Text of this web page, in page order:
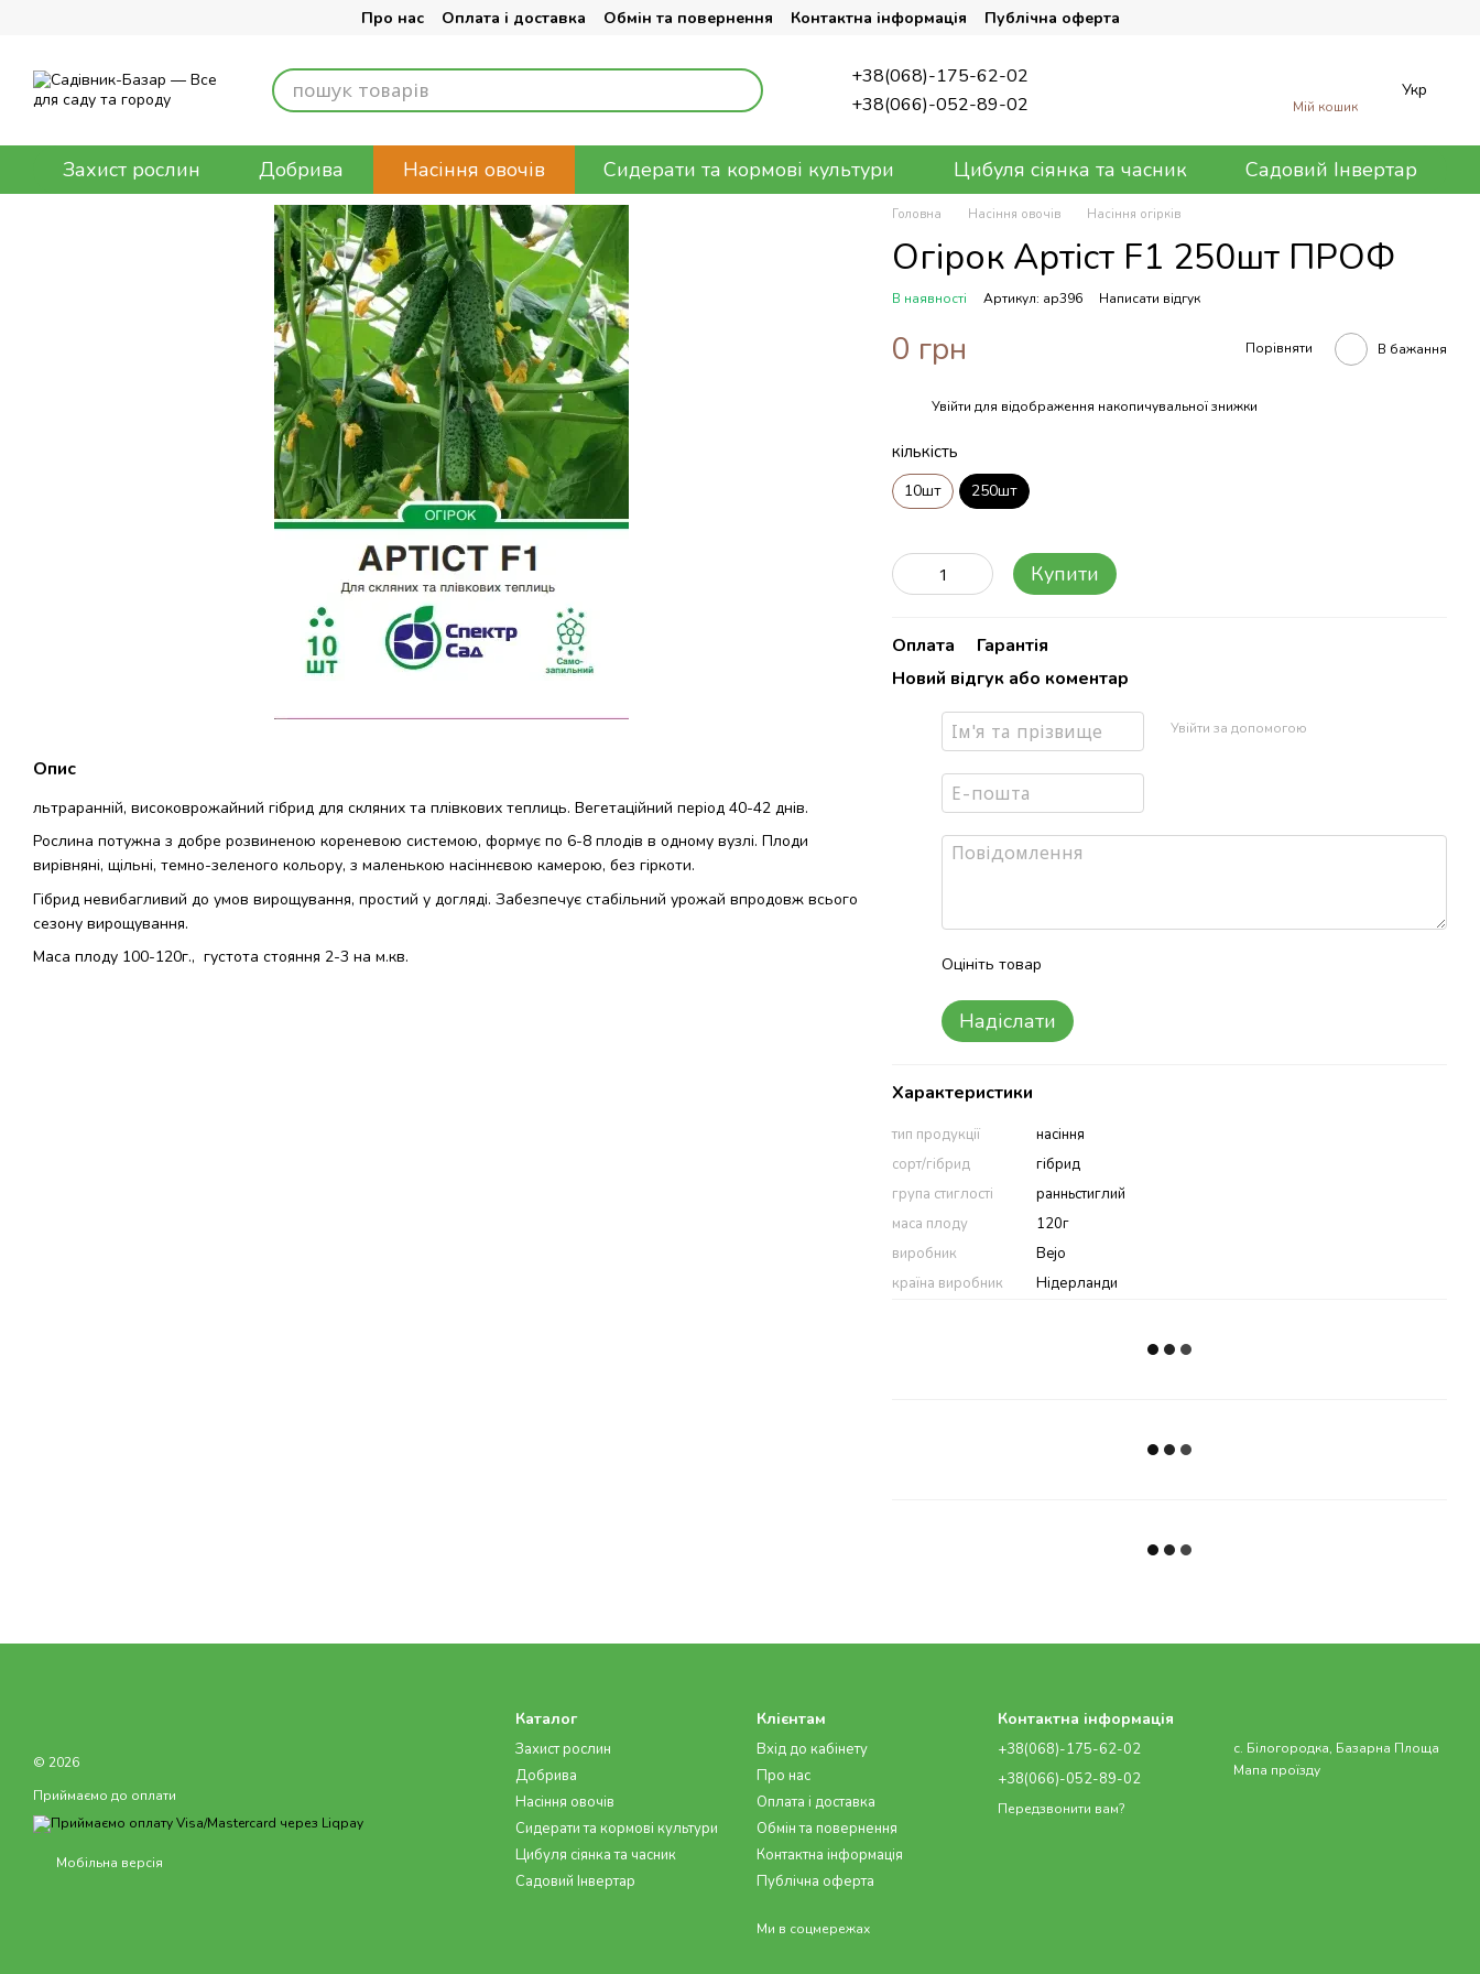
Про нас Оплата і доставка Обмін та повернення Контактна інформація Публічна оферта
+38(068)-175-62-02
+38(066)-052-89-02
Мій кошик
Укр
Захист рослин Добрива Насіння овочів Сидерати та кормові культури Цибуля сіянка та часник Садовий Інвертар
Опис
льтраранній, високоврожайний гібрид для скляних та плівкових теплиць. Вегетаційний період 40-42 днів.
Рослина потужна з добре розвиненою кореневою системою, формує по 6-8 плодів в одному вузлі. Плоди
вирівняні, щільні, темно-зеленого кольору, з маленькою насіннєвою камерою, без гіркоти.
Гібрид невибагливий до умов вирощування, простий у догляді. Забезпечує стабільний урожай впродовж всього
сезону вирощування.
Маса плоду 100-120г., густота стояння 2-3 на м.кв.
Головна Насіння овочів Насіння огірків
Огірок Артіст F1 250шт ПРОФ
В наявності Артикул: ар396 Написати відгук
0 грн Порівняти В бажання
Увійти для відображення накопичувальної знижки
кількість
10шт 250шт
Купити
Оплата
Гарантія
Новий відгук або коментар
Увійти за допомогою
Оцініть товар
Надіслати
Характеристики
тип продукції
насіння
сорт/гібрид
гібрид
група стиглості
ранньстиглий
маса плоду
120г
виробник
Bejo
країна виробник
Нідерланди
© 2026
Приймаємо до оплати
Мобільна версія
Каталог
Захист рослин
Добрива
Насіння овочів
Сидерати та кормові культури
Цибуля сіянка та часник
Садовий Інвертар
Клієнтам
Вхід до кабінету
Про нас
Оплата і доставка
Обмін та повернення
Контактна інформація
Публічна оферта
Ми в соцмережах
Контактна інформація
+38(068)-175-62-02
+38(066)-052-89-02
Передзвонити вам?
с. Білогородка, Базарна Площа
Мапа проїзду